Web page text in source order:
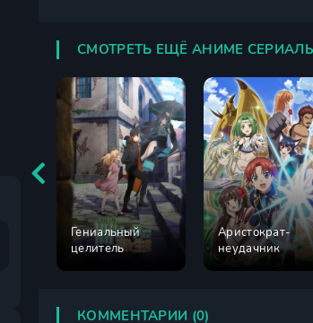
СМОТРЕТЬ ЕЩЁ АНИМЕ
Гениальный
целитель
Аристократ-
неудачник
КОММЕНТАРИИ (0)